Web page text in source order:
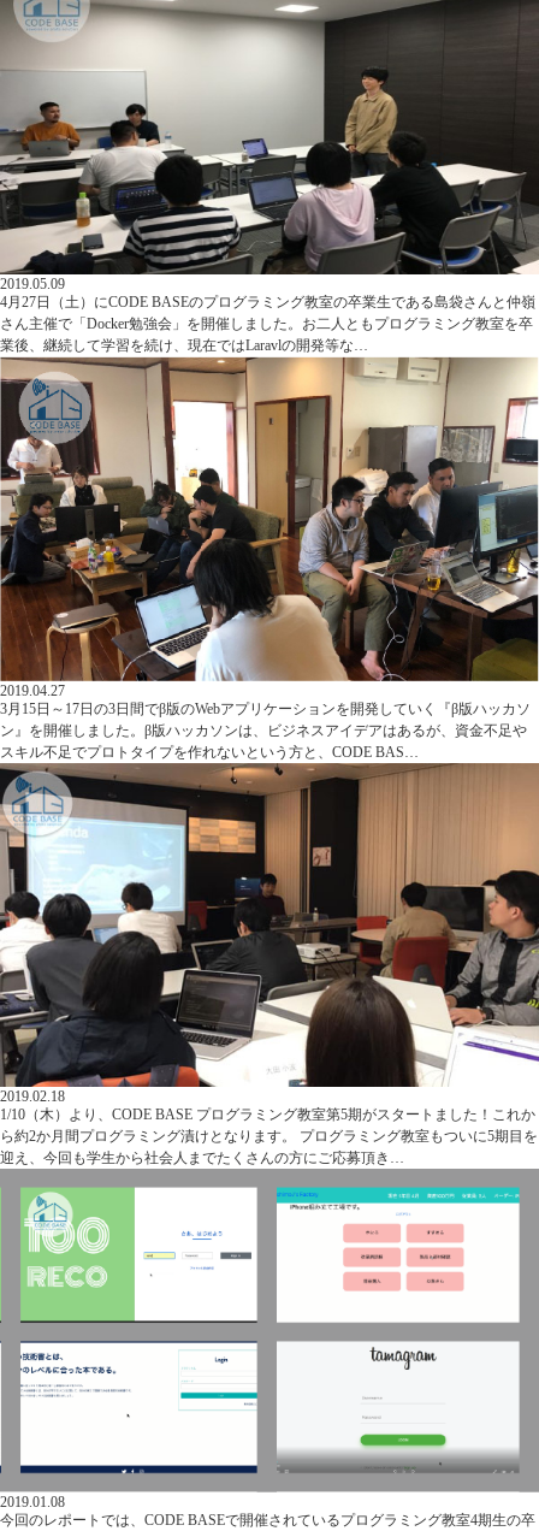
2019.05.09
4月27日（土）にCODE BASEのプログラミング教室の卒業生である島袋さんと仲嶺
さん主催で「Docker勉強会」を開催しました。お二人ともプログラミング教室を卒
業後、継続して学習を続け、現在ではLaravlの開発等な…
2019.04.27
3月15日～17日の3日間でβ版のWebアプリケーションを開発していく『β版ハッカソ
ン』を開催しました。β版ハッカソンは、ビジネスアイデアはあるが、資金不足や
スキル不足でプロトタイプを作れないという方と、CODE BAS…
2019.02.18
1/10（木）より、CODE BASE プログラミング教室第5期がスタートました！これか
ら約2か月間プログラミング漬けとなります。 プログラミング教室もついに5期目を
迎え、今回も学生から社会人までたくさんの方にご応募頂き…
2019.01.08
今回のレポートでは、CODE BASEで開催されているプログラミング教室4期生の卒